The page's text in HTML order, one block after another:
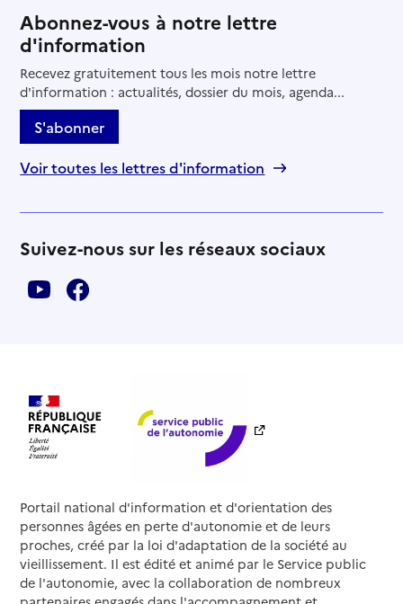
Abonnez-vous à notre lettre
d'information
Recevez gratuitement tous les mois notre lettre
d'information : actualités, dossier du mois, agenda...
S'abonner
Voir toutes les lettres d'information
Suivez-nous sur les réseaux sociaux
Portail national d'information et d'orientation des
personnes âgées en perte d'autonomie et de leurs
proches, créé par la loi d'adaptation de la société au
vieillissement. Il est édité et animé par le Service public
de l'autonomie, avec la collaboration de nombreux